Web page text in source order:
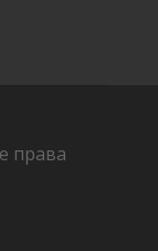
права